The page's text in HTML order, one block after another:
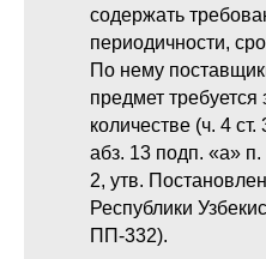
содержать
периодичности,
По нему
предмет требуется
количестве (ч. 4 ст.
абз. 13 подп. «а»
2, утв.
Республики
ПП-332).